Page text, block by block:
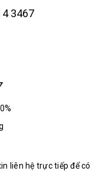
3467
liên hệ trực tiếp để có